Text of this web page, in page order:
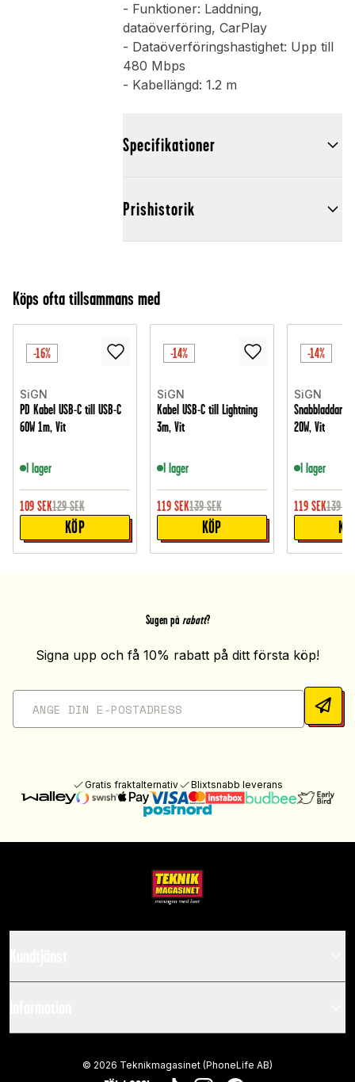
- Funktioner: Laddning,
dataöverföring, CarPlay
- Dataöverföringshastighet: Upp till
480 Mbps
- Kabellängd: 1.2 m
Specifikationer
Prishistorik
Köps ofta tillsammans med
-16%
SiGN
PD Kabel USB-C till USB-C
60W 1m, Vit
I lager
109 SEK129 SEK
KÖP
-14%
SiGN
Kabel USB-C till Lightning
3m, Vit
I lager
119 SEK139 SEK
KÖP
-14%
SiGN
Snabbladdare
20W, Vit
I lager
119 SEK139
Sugen på rabatt?
Signa upp och få 10% rabatt på ditt första köp!
Gratis fraktalternativ Blixtsnabb leverans
© 2026 Teknikmagasinet (PhoneLife AB)